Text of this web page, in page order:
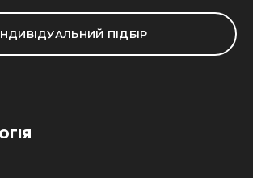
ПІДБІР